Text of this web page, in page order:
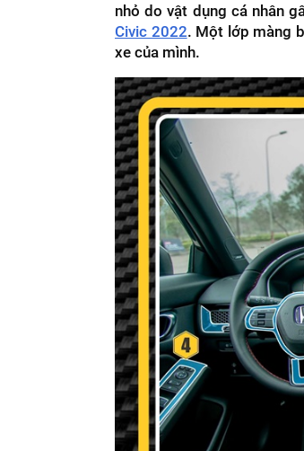
nhỏ do vật dụng cá nhân
Civic 2022. Một lớp màng
xe của mình.